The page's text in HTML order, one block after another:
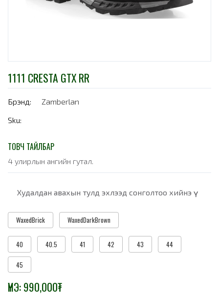
1111 CRESTA GTX RR
Брэнд:
Zamberlan
Sku:
ТОВЧ ТАЙЛБАР
4 улирлын ангийн гутал.
Худалдан авахын тулд эхлээд сонголтоо хийнэ үү
WaxedBrick WaxedDarkBrown
40 40.5 41 42 43 44
45
ҮНЭ:990,000₮